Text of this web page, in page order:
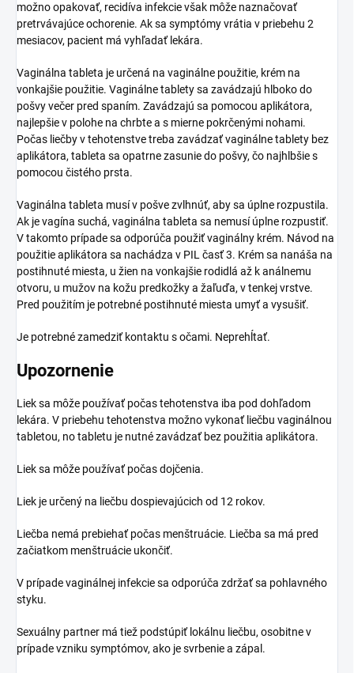
možno opakovať, recidíva infekcie však môže naznačovať
pretrvávajúce ochorenie. Ak sa symptómy vrátia v priebehu 2
mesiacov, pacient má vyhľadať lekára.
Vaginálna tableta je určená na vaginálne použitie, krém na
vonkajšie použitie. Vaginálne tablety sa zavádzajú hlboko do
pošvy večer pred spaním. Zavádzajú sa pomocou aplikátora,
najlepšie v polohe na chrbte a s mierne pokrčenými nohami.
Počas liečby v tehotenstve treba zavádzať vaginálne tablety bez
aplikátora, tableta sa opatrne zasunie do pošvy, čo najhlbšie s
pomocou čistého prsta.
Vaginálna tableta musí v pošve zvlhnúť, aby sa úplne rozpustila.
Ak je vagína suchá, vaginálna tableta sa nemusí úplne rozpustiť.
V takomto prípade sa odporúča použiť vaginálny krém. Návod na
použitie aplikátora sa nachádza v PIL časť 3. Krém sa nanáša na
postihnuté miesta, u žien na vonkajšie rodidlá až k análnemu
otvoru, u mužov na kožu predkožky a žaľuďa, v tenkej vrstve.
Pred použitím je potrebné postihnuté miesta umyť a vysušiť.
Je potrebné zamedziť kontaktu s očami. Neprehĺtať.
Upozornenie
Liek sa môže používať počas tehotenstva iba pod dohľadom
lekára. V priebehu tehotenstva možno vykonať liečbu vaginálnou
tabletou, no tabletu je nutné zavádzať bez použitia aplikátora.
Liek sa môže používať počas dojčenia.
Liek je určený na liečbu dospievajúcich od 12 rokov.
Liečba nemá prebiehať počas menštruácie. Liečba sa má pred
začiatkom menštruácie ukončiť.
V prípade vaginálnej infekcie sa odporúča zdržať sa pohlavného
styku.
Sexuálny partner má tiež podstúpiť lokálnu liečbu, osobitne v
prípade vzniku symptómov, ako je svrbenie a zápal.